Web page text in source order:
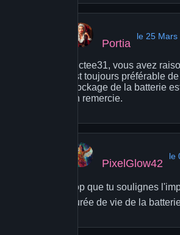
Portia
le 25 Mars
Dictee31, vous avez
est toujours préférable
stockage de la batterie
en remercie.
PixelGlow42
le
Top que tu soulignes
durée de vie de la